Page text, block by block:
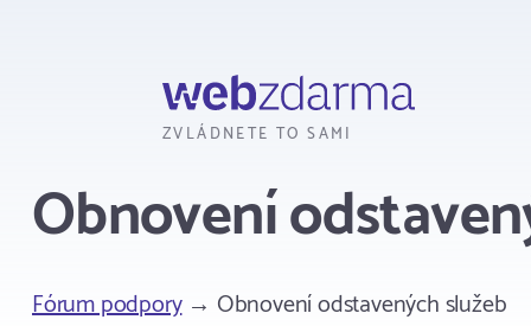
ZVLÁDNETE TO SAMI
Obnovení
Fórum podpory→ Obnovení odstavených služeb